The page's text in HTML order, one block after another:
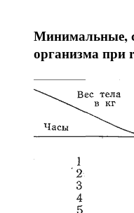
Минимальные,
организма при